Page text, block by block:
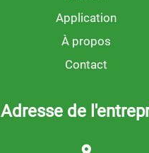
Application
À propos
Contact
Adresse de